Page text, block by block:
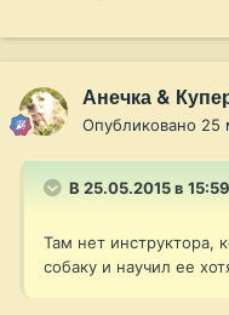
Анечка &
Опубликовано 25
В 25.05.2015 в
Там нет инструктора,
собаку и научил ее